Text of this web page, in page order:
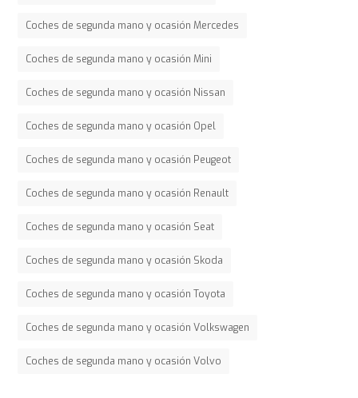
Coches de segunda mano y ocasión Mercedes
Coches de segunda mano y ocasión Mini
Coches de segunda mano y ocasión Nissan
Coches de segunda mano y ocasión Opel
Coches de segunda mano y ocasión Peugeot
Coches de segunda mano y ocasión Renault
Coches de segunda mano y ocasión Seat
Coches de segunda mano y ocasión Skoda
Coches de segunda mano y ocasión Toyota
Coches de segunda mano y ocasión Volkswagen
Coches de segunda mano y ocasión Volvo